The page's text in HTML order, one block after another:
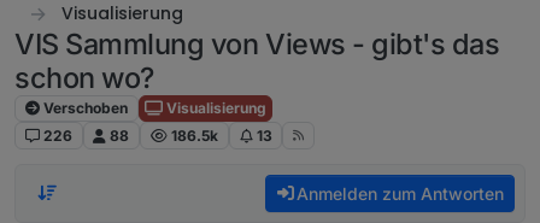
Visualisierung
VIS Sammlung von Views - gibt's das
schon wo?
Verschoben
Visualisierung
226
88 186.5k 13
Anmelden zum Antworten